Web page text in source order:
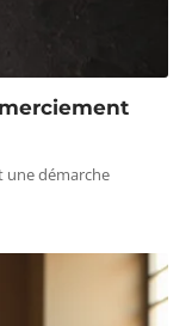
une démarche